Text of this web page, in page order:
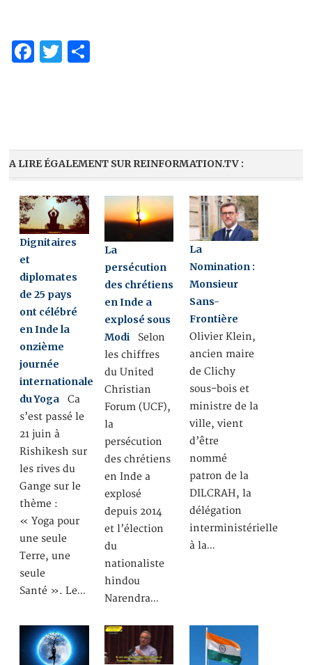
Facebook
Twitter
A LIRE ÉGALEMENT SUR REINFORMATION.TV :
Dignitaires
et
diplomates
de 25 pays
ont célébré
en Inde la
onzième
journée
internationale
du Yoga Ca
s’est passé le
21 juin à
Rishikesh sur
les rives du
Gange sur le
thème :
« Yoga pour
une seule
Terre, une
seule
Santé ». Le…
La
persécution
des chrétiens
en Inde a
explosé sous
Modi Selon
les chiffres
du United
Christian
Forum (UCF),
la
persécution
des chrétiens
en Inde a
explosé
depuis 2014
et l’élection
du
nationaliste
hindou
Narendra…
La
Nomination :
Monsieur
Sans-
Frontière
Olivier Klein,
ancien maire
de Clichy
sous-bois et
ministre de la
ville, vient
d’être
nommé
patron de la
DILCRAH, la
délégation
interministérielle
à la…